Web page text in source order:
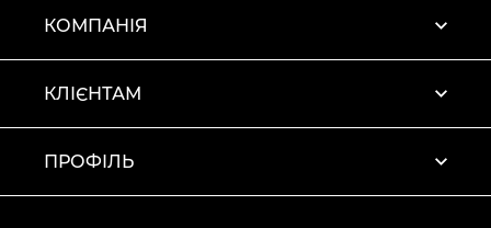
КОМПАНІЯ
КЛІЄНТАМ
ПРОФІЛЬ